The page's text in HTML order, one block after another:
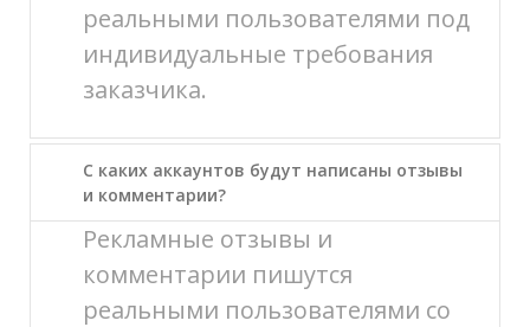
реальными пользователями под
индивидуальные требования
заказчика.
С каких аккаунтов будут написаны отзывы
и комментарии?
Рекламные отзывы и
комментарии пишутся
реальными пользователями со